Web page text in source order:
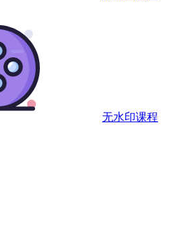
无水印课程